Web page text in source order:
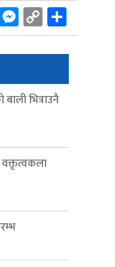
Twitter
Messenger
Copy
Link
भित्राउनै
वक्तृत्वकला